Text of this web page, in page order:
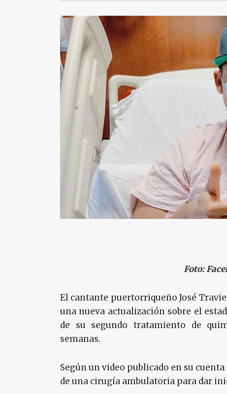
Foto:
El cantante puertorriqueño José
una nueva actualización sobre el
de su segundo tratamiento de
semanas.
Según un video publicado en su
de una cirugía ambulatoria para dar